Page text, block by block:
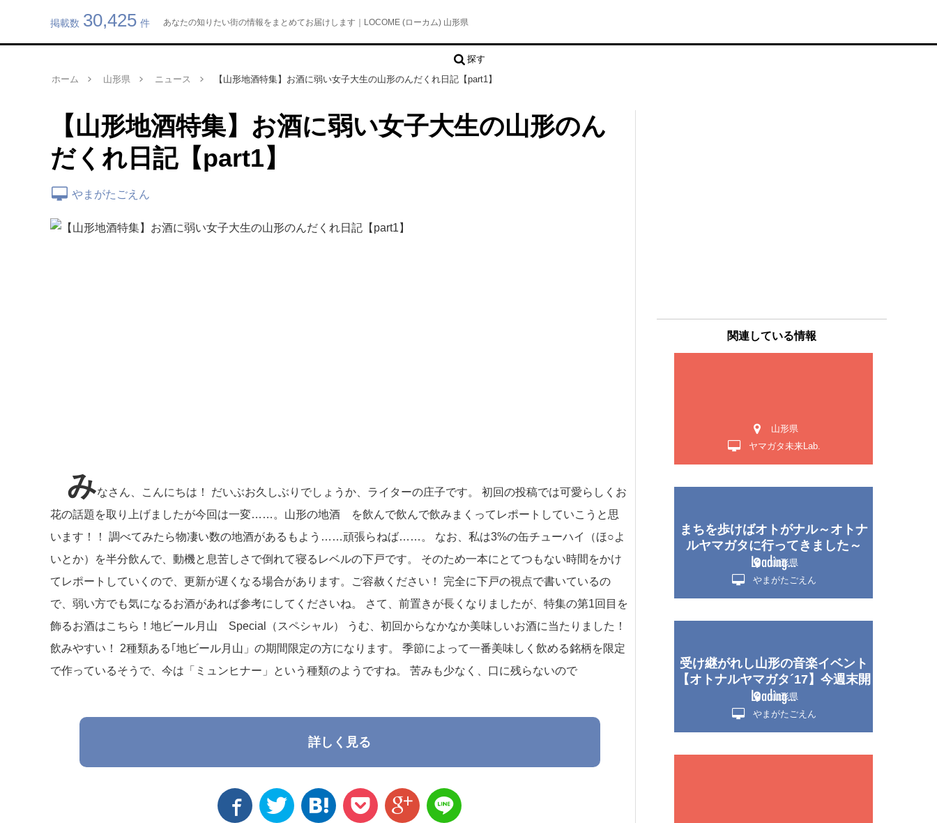
掲載数 30,425 件 あなたの知りたい街の情報をまとめてお届けします｜LOCOME (ローカム) 山形県
探す
ホーム
山形県 ニュース 【山形地酒特集】お酒に弱い女子大生の山形のんだくれ日記【part1】
【山形地酒特集】お酒に弱い女子大生の山形のん
だくれ日記【part1】
やまがたごえん
みなさん、こんにちは！ だいぶお久しぶりでしょうか、ライターの庄子です。 初回の投稿では可愛らしくお
花の話題を取り上げましたが今回は一変……。山形の地酒 を飲んで飲んで飲みまくってレポートしていこうと思
います！！ 調べてみたら物凄い数の地酒があるもよう……頑張らねば……。 なお、私は3%の缶チューハイ（ほ○よ
いとか）を半分飲んで、動機と息苦しさで倒れて寝るレベルの下戸です。 そのため一本にとてつもない時間をかけ
てレポートしていくので、更新が遅くなる場合があります。ご容赦ください！ 完全に下戸の視点で書いているの
で、弱い方でも気になるお酒があれば参考にしてくださいね。 さて、前置きが長くなりましたが、特集の第1回目を
飾るお酒はこちら！地ビール月山 Special（スペシャル） うむ、初回からなかなか美味しいお酒に当たりました！
飲みやすい！ 2種類ある｢地ビール月山」の期間限定の方になります。 季節によって一番美味しく飲める銘柄を限定
で作っているそうで、今は「ミュンヒナー」という種類のようですね。 苦みも少なく、口に残らないので
詳しく見る
関連している情報
山形県
ヤマガタ未来Lab.
まちを歩けばオトがナル～オトナ
ルヤマガタに行ってきました～
山形県
やまがたごえん
受け継がれし山形の音楽イベント
【オトナルヤマガタ´17】今週末開
催！！
山形県
やまがたごえん